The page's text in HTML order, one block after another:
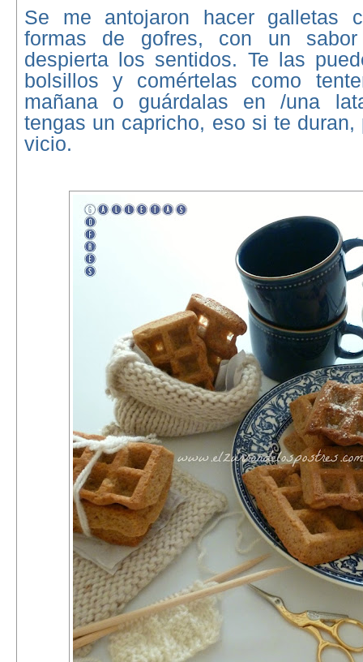
Se me antojaron hacer galletas
formas de gofres, con un
despierta los sentidos. Te las
bolsillos y comértelas como
mañana o guárdalas en /una
tengas un capricho, eso si te duran,
vicio.